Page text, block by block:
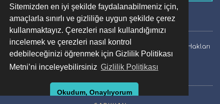
Sitemizden en iyi şekilde faydalanabilmeniz için,
amaçlarla sınırlı ve gizliliğe uygun şekilde çerez
kullanmaktayız. Çerezleri nasıl kullandığımızı
incelemek ve çerezleri nasıl kontrol
edebileceğinizi öğrenmek için Gizlilik Politikası
Metni’ni inceleyebilirsiniz Gizlilik Politikası
Okudum, Onaylıyorum
Copyright © 2020 - 2026 Robin Hood Tax Services | Tüm Hakları
Saklıdır.